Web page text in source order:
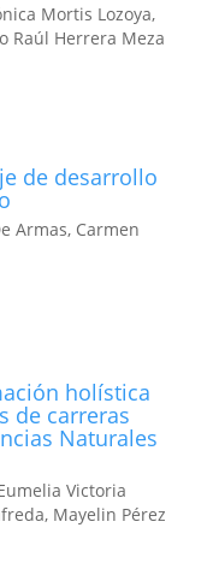
Mortis Lozoya,
Raúl Herrera Meza
de desarrollo
Armas, Carmen
holística
de carreras
Naturales
Victoria
Mayelin Pérez